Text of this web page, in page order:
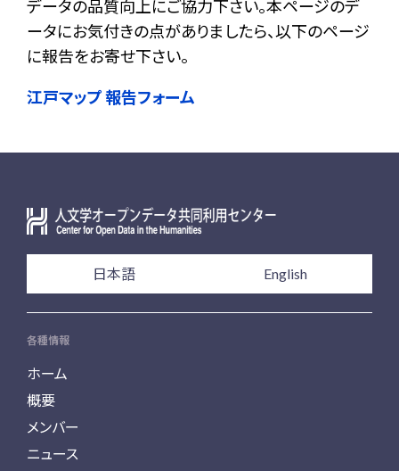
データの品質向上にご協力下さい。本ページのデ
ータにお気付きの点がありましたら、以下のページ
に報告をお寄せ下さい。
江戸マップ 報告フォーム
日本語 English
各種情報
ホーム
概要
メンバー
ニュース